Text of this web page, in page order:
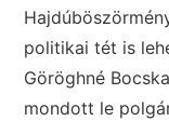
politikai tét is
Göröghné
mondott le